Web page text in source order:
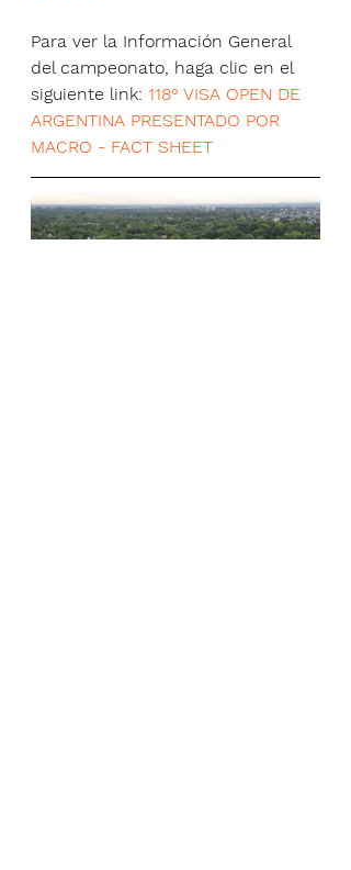
Para ver la Información General
del campeonato, haga clic en el
siguiente link: 118° VISA OPEN DE
ARGENTINA PRESENTADO POR
MACRO - FACT SHEET